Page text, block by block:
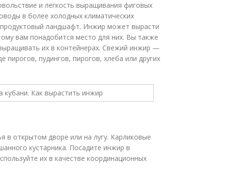
и легкость выращивания фиговых
в более холодных климатических
ландшафт. Инжир может вырасти
вам понадобится место для них. Вы также
их в контейнерах. Свежий инжир —
пирогов, пудингов, пирогов, хлеба или других
в открытом дворе или на лугу. Карликовые
кустарника. Посадите инжир в
их в качестве координационных